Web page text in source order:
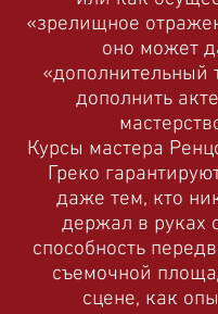
«зрелищное
оно может
«дополнительный
дополнить
Курсы мастера
Греко
даже тем, кто
держал в руках
способность
съемочной
сцене, как